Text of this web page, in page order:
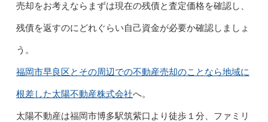
売却をお考えならまずは現在の残債と査定価格を確認し、
残債を返すのにどれぐらい自己資金が必要か確認しましょ
う。
福岡市早良区とその周辺での不動産売却のことなら地域に
根差した太陽不動産株式会社へ。
太陽不動産は福岡市博多駅筑紫口より徒歩１分、ファミリ